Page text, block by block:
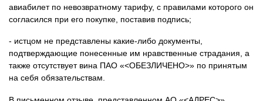
авиабилет по невозвратному тарифу, с правилами которого он
согласился при его покупке, поставив подпись;
- истцом не представлены какие-либо документы,
подтверждающие понесенные им нравственные страдания, а
также отсутствует вина ПАО «<ОБЕЗЛИЧЕНО>» по принятым
на себя обязательствам.